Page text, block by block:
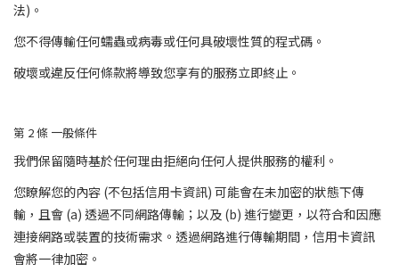
法)。
您不得傳輸任何蠕蟲或病毒或任何具破壞性質的程式碼。
破壞或違反任何條款將導致您享有的服務立即終止。
第 2 條 一般條件
我們保留隨時基於任何理由拒絕向任何人提供服務的權利。
您瞭解您的內容 (不包括信用卡資訊) 可能會在未加密的狀態下傳
輸，且會 (a) 透過不同網路傳輸；以及 (b) 進行變更，以符合和因應
連接網路或裝置的技術需求。透過網路進行傳輸期間，信用卡資訊
會將一律加密。